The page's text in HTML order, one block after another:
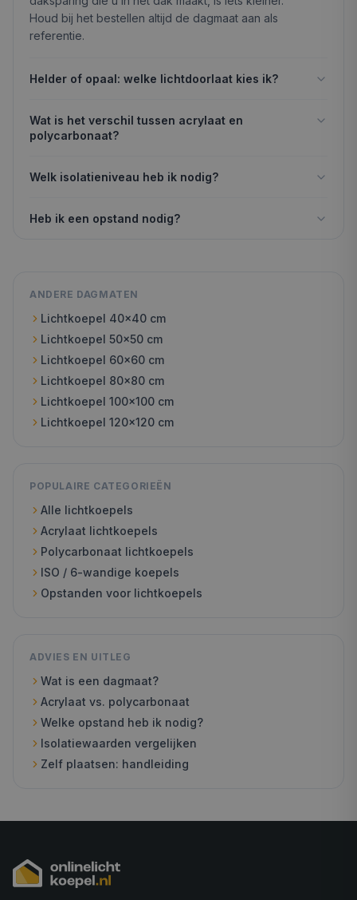
Houd bij het bestellen altijd de dagmaat aan als
referentie.
Helder of opaal: welke lichtdoorlaat kies ik?
Wat is het verschil tussen acrylaat en
polycarbonaat?
Welk isolatieniveau heb ik nodig?
Heb ik een opstand nodig?
ANDERE DAGMATEN
Lichtkoepel 40x40 cm
Lichtkoepel 50x50 cm
Lichtkoepel 60x60 cm
Lichtkoepel 80x80 cm
Lichtkoepel 100x100 cm
Lichtkoepel 120x120 cm
POPULAIRE CATEGORIEËN
Alle lichtkoepels
Acrylaat lichtkoepels
Polycarbonaat lichtkoepels
ISO / 6-wandige koepels
Opstanden voor lichtkoepels
ADVIES EN UITLEG
Wat is een dagmaat?
Acrylaat vs. polycarbonaat
Welke opstand heb ik nodig?
Isolatiewaarden vergelijken
Zelf plaatsen: handleiding